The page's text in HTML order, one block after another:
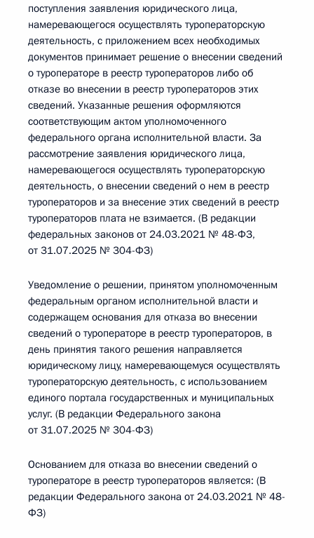
поступления заявления юридического лица,
намеревающегося осуществлять туроператорскую
деятельность, с приложением всех необходимых
документов принимает решение о внесении сведений
о туроператоре в реестр туроператоров либо об
отказе во внесении в реестр туроператоров этих
сведений. Указанные решения оформляются
соответствующим актом уполномоченного
федерального органа исполнительной власти. За
рассмотрение заявления юридического лица,
намеревающегося осуществлять туроператорскую
деятельность, о внесении сведений о нем в реестр
туроператоров и за внесение этих сведений в реестр
туроператоров плата не взимается. (В редакции
федеральных законов от 24.03.2021 № 48-ФЗ,
от 31.07.2025 № 304-ФЗ)
Уведомление о решении, принятом уполномоченным
федеральным органом исполнительной власти и
содержащем основания для отказа во внесении
сведений о туроператоре в реестр туроператоров, в
день принятия такого решения направляется
юридическому лицу, намеревающемуся осуществлять
туроператорскую деятельность, с использованием
единого портала государственных и муниципальных
услуг. (В редакции Федерального закона
от 31.07.2025 № 304-ФЗ)
Основанием для отказа во внесении сведений о
туроператоре в реестр туроператоров является: (В
редакции Федерального закона от 24.03.2021 № 48-
ФЗ)